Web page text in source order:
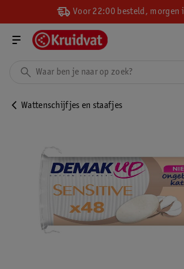
Voor 22:00 besteld, morgen
Wattenschijfjes en staafjes